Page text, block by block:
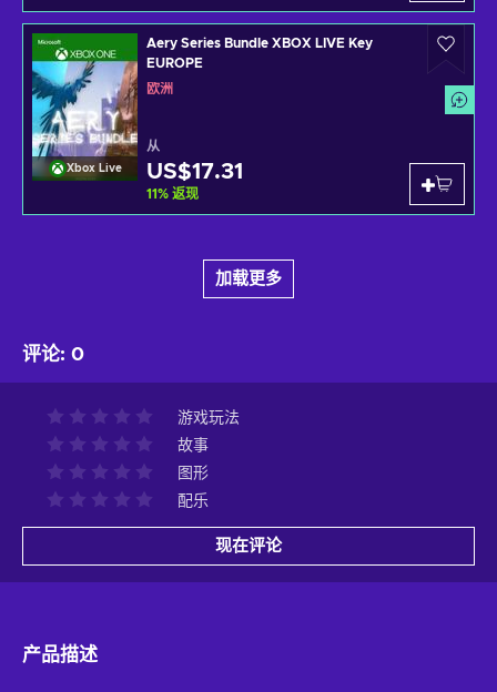
Xbox Live
Aery Series Bundle XBOX LIVE Key
EUROPE
欧洲
从
US$17.31
11% 返现
加载更多
评论: 0
游戏玩法
故事
图形
配乐
现在评论
产品描述